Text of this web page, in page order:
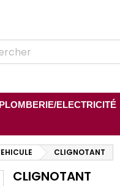
PLOMBERIE/ELECTRICITÉ
CLIGNOTANT
CLIGNOTANT